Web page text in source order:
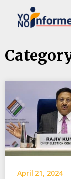
Skip
to
April 21, 2024